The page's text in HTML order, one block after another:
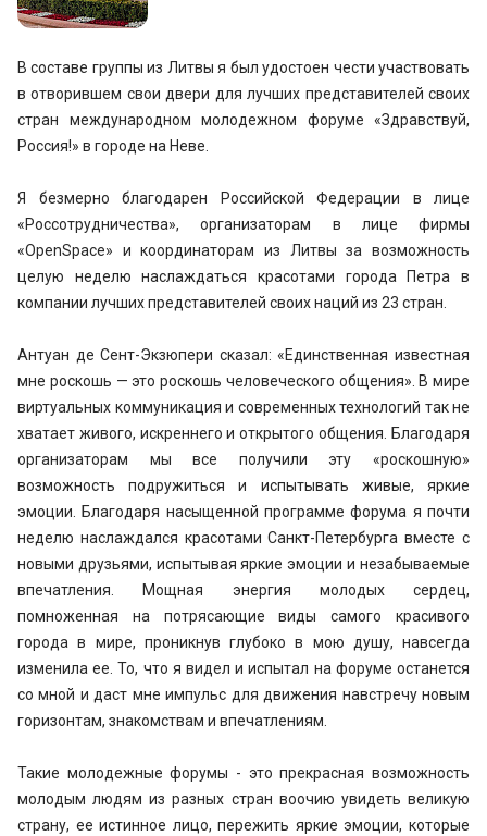
В составе группы из Литвы я был удостоен чести участвовать
в отворившем свои двери для лучших представителей своих
стран международном молодежном форуме «Здравствуй,
Россия!» в городе на Неве.
Я безмерно благодарен Российской Федерации в лице
«Россотрудничества», организаторам в лице фирмы
«OpenSpace» и координаторам из Литвы за возможность
целую неделю наслаждаться красотами города Петра в
компании лучших представителей своих наций из 23 стран.
Антуан де Сент-Экзюпери сказал: «Единственная известная
мне роскошь — это роскошь человеческого общения». В мире
виртуальных коммуникация и современных технологий так не
хватает живого, искреннего и открытого общения. Благодаря
организаторам мы все получили эту «роскошную»
возможность подружиться и испытывать живые, яркие
эмоции. Благодаря насыщенной программе форума я почти
неделю наслаждался красотами Санкт-Петербурга вместе с
новыми друзьями, испытывая яркие эмоции и незабываемые
впечатления. Мощная энергия молодых сердец,
помноженная на потрясающие виды самого красивого
города в мире, проникнув глубоко в мою душу, навсегда
изменила ее. То, что я видел и испытал на форуме останется
со мной и даст мне импульс для движения навстречу новым
горизонтам, знакомствам и впечатлениям.
Такие молодежные форумы - это прекрасная возможность
молодым людям из разных стран воочию увидеть великую
страну, ее истинное лицо, пережить яркие эмоции, которые